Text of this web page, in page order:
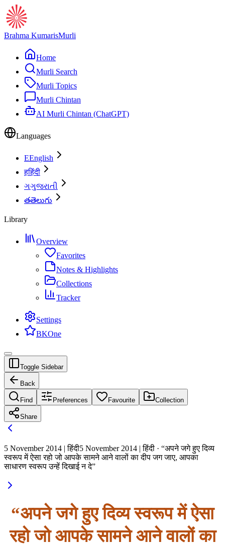
Brahma KumarisMurli
Home
Murli Search
Murli Topics
Murli Chintan
AI Murli Chintan (ChatGPT)
Languages
EEnglish
हहिंदी
ગગુજરાતી
తతెలుగు
Library
Overview
Favorites
Notes & Highlights
Collections
Tracker
Settings
BKOne
Toggle Sidebar
Back
Find Preferences Favourite Collection
Share
5 November 2014 | हिंदी5 November 2014 | हिंदी · “अपने जगे हुए दिव्य
स्वरूप में ऐसा रहो जो आपके सामने आने वालों का दीप जग जाए, आपका
साधारण स्वरूप उन्हें दिखाई न दे”
“अपने जगे हुए दिव्य स्वरूप में ऐसा
रहो जो आपके सामने आने वालों का